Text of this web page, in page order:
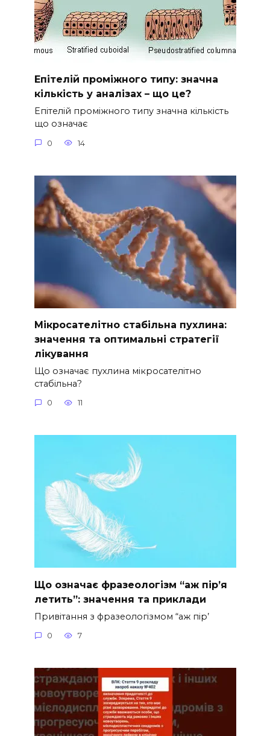
Епітелій проміжного типу: значна
кількість у аналізах – що це?
Епітелій проміжного типу значна кількість
що означає
0 14
Мікросателітно стабільна пухлина:
значення та оптимальні стратегії
лікування
Що означає пухлина мікросателітно
стабільна?
0 11
Що означає фразеологізм “аж пір’я
летить”: значення та приклади
Привітання з фразеологізмом “аж пір’
0 7